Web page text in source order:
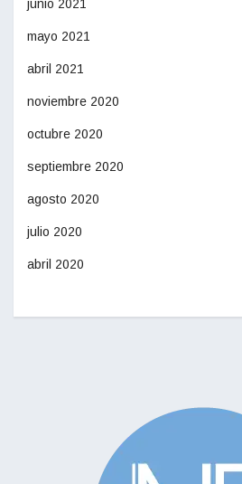
junio 2021
mayo 2021
abril 2021
noviembre 2020
octubre 2020
septiembre 2020
agosto 2020
julio 2020
abril 2020